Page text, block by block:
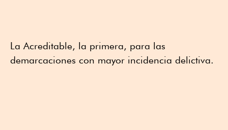
La Acreditable, la primera, para las
demarcaciones con mayor incidencia delictiva.